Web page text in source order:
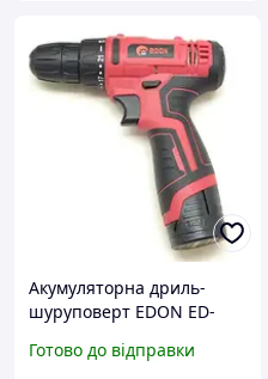
Акумуляторна дриль-
шуруповерт EDON ED-
Готово до відправки